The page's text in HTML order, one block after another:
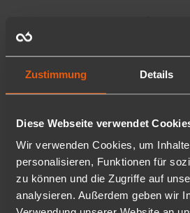
Zustimmung Details
Diese Webseite verwendet
Wir verwenden Cookies, um
personalisieren, Funktionen für
zu können und die Zugriffe auf
analysieren. Außerdem geben wir
Schatten-IT
Alle Mitarbeiter verfügen über
Laufwerk. Damit kann die
oder private Cloud-Speicher
Schatten-IT effektiv